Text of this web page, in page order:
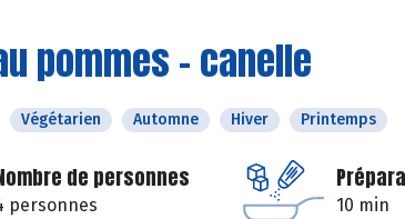
pommes - canelle
Végétarien Automne Hiver Printemps
de personnes
personnes 10 min